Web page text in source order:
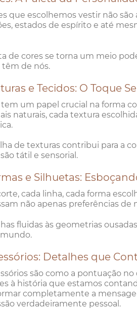
que escolhemos vestir não
estados de espírito e até
de cores se torna um meio
de nós.
e Tecidos: O Toque
um papel crucial na forma
naturais, cada textura
de texturas contribui para a
tátil e sensorial.
e Silhuetas:
cada linha, cada forma
não apenas preferências
fluidas às geometrias
Detalhes que
são como a pontuação
à história que estamos
completamente a
verdadeiramente pessoal.